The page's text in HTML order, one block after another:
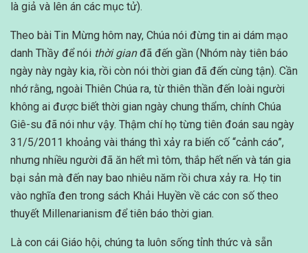
là giả và lên án các mục tử).
Theo bài Tin Mừng hôm nay, Chúa nói đừng tin ai dám mạo
danh Thầy để nói thời gianđã đến gần (Nhóm này tiên báo
ngày này ngày kia, rồi còn nói thời gian đã đến cùng tận). Cần
nhớ rằng, ngoài Thiên Chúa ra, từ thiên thần đến loài người
không ai được biết thời gian ngày chung thẩm, chính Chúa
Giê-su đã nói như vậy. Thậm chí họ từng tiên đoán sau ngày
31/5/2011 khoảng vài tháng thì xảy ra biến cố “cảnh cáo”,
nhưng nhiều người đã ăn hết mì tôm, thắp hết nến và tán gia
bại sản mà đến nay bao nhiêu năm rồi chưa xảy ra. Họ tin
vào nghĩa đen trong sách Khải Huyền về các con số theo
thuyết Millenarianism để tiên báo thời gian.
Là con cái Giáo hội, chúng ta luôn sống tỉnh thức và sẵn